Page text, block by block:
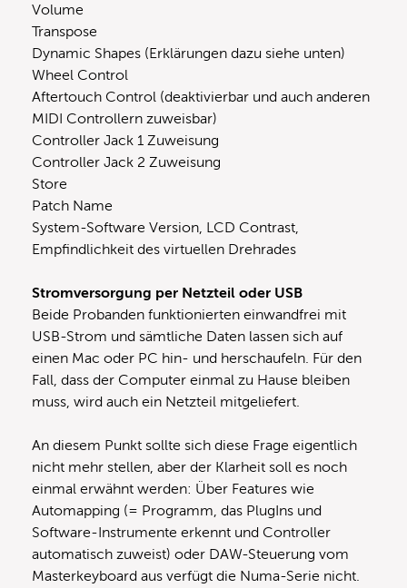
Volume
Transpose
Dynamic Shapes (Erklärungen dazu siehe unten)
Wheel Control
Aftertouch Control (deaktivierbar und auch anderen
MIDI Controllern zuweisbar)
Controller Jack 1 Zuweisung
Controller Jack 2 Zuweisung
Store
Patch Name
System-Software Version, LCD Contrast,
Empfindlichkeit des virtuellen Drehrades
Stromversorgung per Netzteil oder USB
Beide Probanden funktionierten einwandfrei mit
USB-Strom und sämtliche Daten lassen sich auf
einen Mac oder PC hin- und herschaufeln. Für den
Fall, dass der Computer einmal zu Hause bleiben
muss, wird auch ein Netzteil mitgeliefert.
An diesem Punkt sollte sich diese Frage eigentlich
nicht mehr stellen, aber der Klarheit soll es noch
einmal erwähnt werden: Über Features wie
Automapping (= Programm, das PlugIns und
Software-Instrumente erkennt und Controller
automatisch zuweist) oder DAW-Steuerung vom
Masterkeyboard aus verfügt die Numa-Serie nicht.